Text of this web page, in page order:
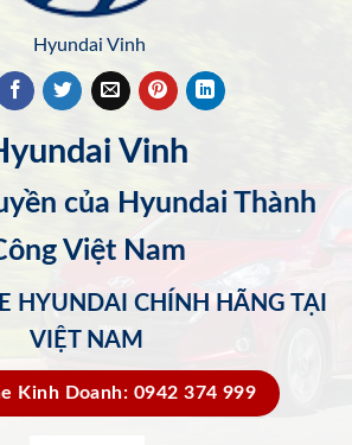
Hyundai Vinh
Vinh
của Hyundai Thành
Việt Nam
HYUNDAI CHÍNH HÃNG TẠI
VIỆT NAM
Kinh Doanh: 0942 374 999